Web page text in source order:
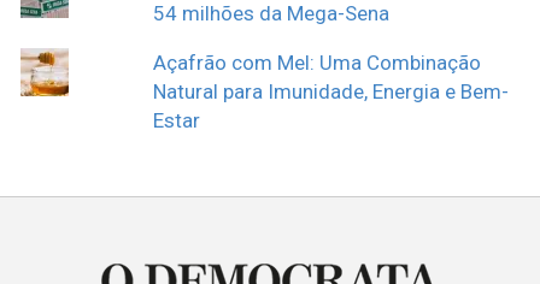
54 milhões da Mega-Sena
Açafrão com Mel: Uma Combinação
Natural para Imunidade, Energia e Bem-
Estar